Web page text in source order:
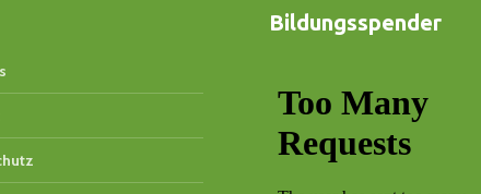
Bildungsspender